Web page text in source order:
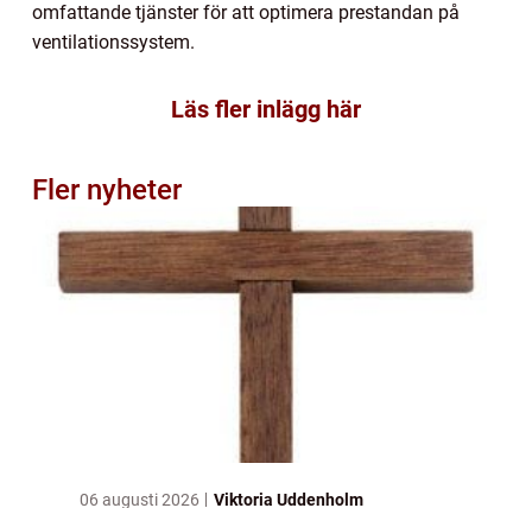
omfattande tjänster för att optimera prestandan på
ventilationssystem.
Läs fler inlägg här
Fler nyheter
06 augusti 2026 Viktoria Uddenholm